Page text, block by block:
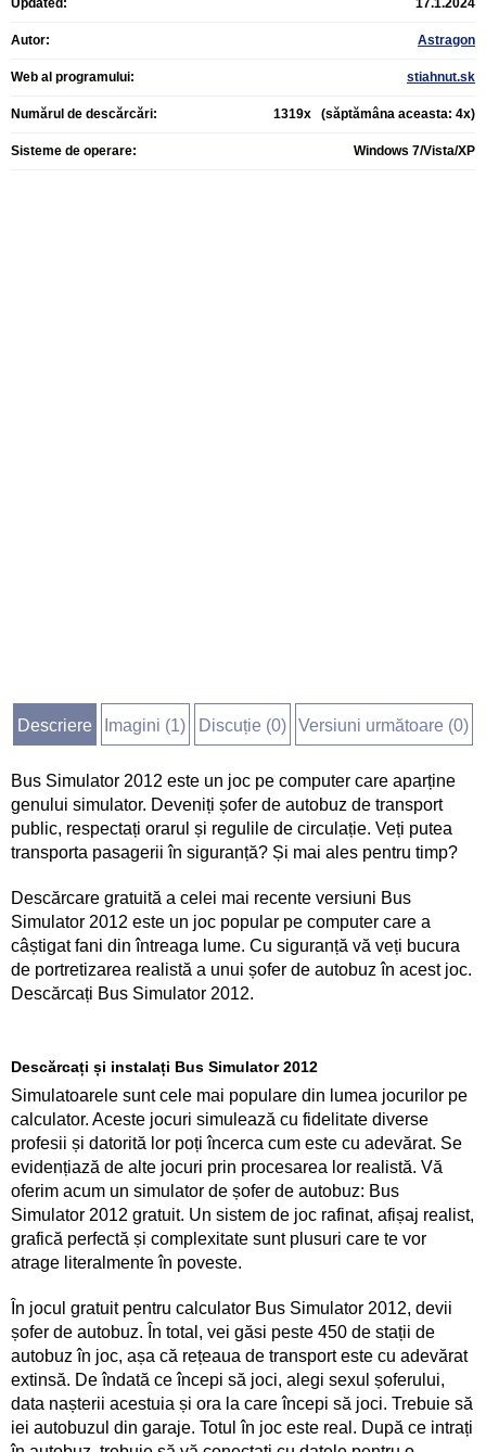
Updated: 17.1.2024
Autor: Astragon
Web al programului: stiahnut.sk
Numărul de descărcări: 1319x (săptămâna aceasta: 4x)
Sisteme de operare: Windows 7/Vista/XP
Descriere Imagini (1) Discuție (0) Versiuni următoare (0)
Bus Simulator 2012 este un joc pe computer care aparține
genului simulator. Deveniți șofer de autobuz de transport
public, respectați orarul și regulile de circulație. Veți putea
transporta pasagerii în siguranță? Și mai ales pentru timp?
Descărcare gratuită a celei mai recente versiuni Bus
Simulator 2012 este un joc popular pe computer care a
câștigat fani din întreaga lume. Cu siguranță vă veți bucura
de portretizarea realistă a unui șofer de autobuz în acest joc.
Descărcați Bus Simulator 2012.
Descărcați și instalați Bus Simulator 2012
Simulatoarele sunt cele mai populare din lumea jocurilor pe
calculator. Aceste jocuri simulează cu fidelitate diverse
profesii și datorită lor poți încerca cum este cu adevărat. Se
evidențiază de alte jocuri prin procesarea lor realistă. Vă
oferim acum un simulator de șofer de autobuz: Bus
Simulator 2012 gratuit. Un sistem de joc rafinat, afișaj realist,
grafică perfectă și complexitate sunt plusuri care te vor
atrage literalmente în poveste.
În jocul gratuit pentru calculator Bus Simulator 2012, devii
șofer de autobuz. În total, vei găsi peste 450 de stații de
autobuz în joc, așa că rețeaua de transport este cu adevărat
extinsă. De îndată ce începi să joci, alegi sexul șoferului,
data nașterii acestuia și ora la care începi să joci. Trebuie să
iei autobuzul din garaje. Totul în joc este real. După ce intrați